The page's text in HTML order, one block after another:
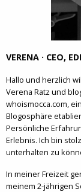
VERENA · CEO,
Hallo und herzlich
Verena Ratz und
whoismocca.com,
Blogosphäre
Persönliche
Erlebnis. Ich bin
unterhalten zu
In meiner Freizeit
meinem 2-jährigen